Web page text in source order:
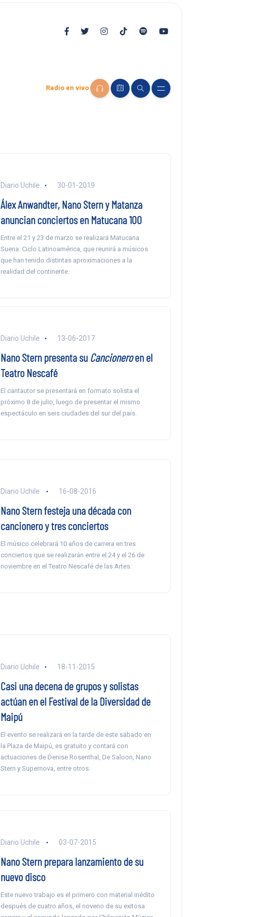
Radio en vivo
Diario Uchile 30-01-2019
Álex Anwandter, Nano Stern y Matanza
anuncian conciertos en Matucana 100
Entre el 21 y 23 de marzo se realizará Matucana
Suena: Ciclo Latinoamérica, que reunirá a músicos
que han tenido distintas aproximaciones a la
realidad del continente.
Diario Uchile 13-06-2017
Nano Stern presenta su Cancioneroen el
Teatro Nescafé
El cantautor se presentará en formato solista el
próximo 8 de julio, luego de presentar el mismo
espectáculo en seis ciudades del sur del país.
Diario Uchile 16-08-2016
Nano Stern festeja una década con
cancionero y tres conciertos
El músico celebrará 10 años de carrera en tres
conciertos que se realizarán entre el 24 y el 26 de
noviembre en el Teatro Nescafé de las Artes.
Diario Uchile 18-11-2015
Casi una decena de grupos y solistas
actúan en el Festival de la Diversidad de
Maipú
El evento se realizará en la tarde de este sábado en
la Plaza de Maipú, es gratuito y contará con
actuaciones de Denise Rosenthal, De Saloon, Nano
Stern y Supernova, entre otros.
Diario Uchile 03-07-2015
Nano Stern prepara lanzamiento de su
nuevo disco
Este nuevo trabajo es el primero con material inédito
después de cuatro años, el noveno de su exitosa